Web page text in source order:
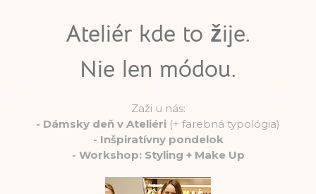
Ateliér kde to žije.
Nie len módou.
Zaži u nás:
- Dámsky deň v Ateliéri (+ farebná typológia)
- Inšpiratívny pondelok
- Workshop: Styling + Make Up